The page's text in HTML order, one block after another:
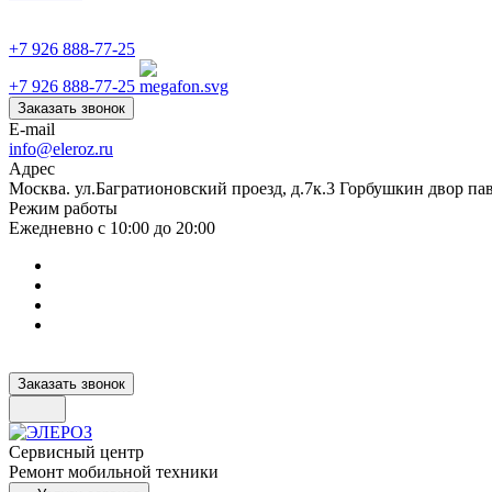
+7 926 888-77-25
+7 926 888-77-25
Заказать звонок
E-mail
info@eleroz.ru
Адрес
Москва. ул.Багратионовский проезд, д.7к.3 Горбушкин двор
Режим работы
Ежедневно с 10:00 до 20:00
Заказать звонок
Сервисный центр
Ремонт мобильной техники